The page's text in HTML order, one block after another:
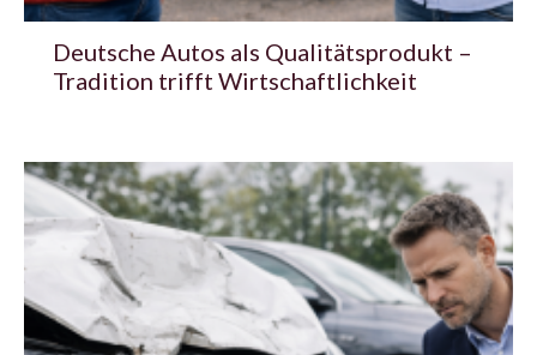
Deutsche Autos als Qualitätsprodukt –
Tradition trifft Wirtschaftlichkeit